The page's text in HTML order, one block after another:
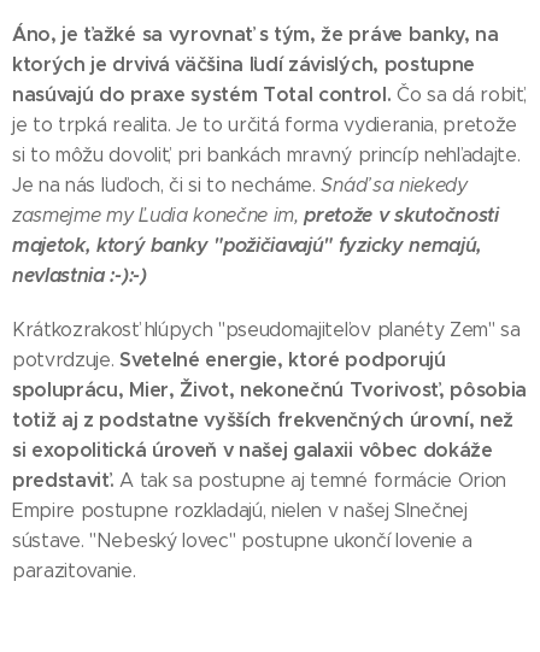
Áno, je ťažké sa vyrovnať s tým, že práve banky, na
ktorých je drvivá väčšina ľudí závislých, postupne
nasúvajú do praxe systém Total control. Čo sa dá robiť,
je to trpká realita. Je to určitá forma vydierania, pretože
si to môžu dovoliť, pri bankách mravný princíp nehľadajte.
Je na nás ľuďoch, či si to necháme. Snáď sa niekedy
zasmejme my Ľudia konečne im,pretože v skutočnosti
majetok, ktorý banky "požičiavajú" fyzicky nemajú,
nevlastnia :-):-)
Krátkozrakosť hlúpych "pseudomajiteľov planéty Zem" sa
potvrdzuje. Svetelné energie, ktoré podporujú
spoluprácu, Mier, Život, nekonečnú Tvorivosť, pôsobia
totiž aj z podstatne vyšších frekvenčných úrovní, než
si exopolitická úroveň v našej galaxii vôbec dokáže
predstaviť. A tak sa postupne aj temné formácie Orion
Empire postupne rozkladajú, nielen v našej Slnečnej
sústave. "Nebeský lovec" postupne ukončí lovenie a
parazitovanie.